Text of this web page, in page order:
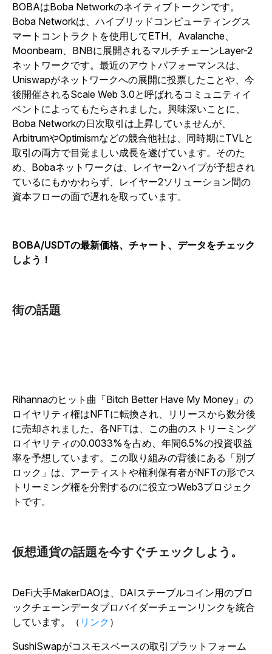
BOBAはBoba Networkのネイティブトークンです。
Boba Networkは、ハイブリッドコンピューティングス
マートコントラクトを使用してETH、Avalanche、
Moonbeam、BNBに展開されるマルチチェーンLayer-2
ネットワークです。最近のアウトパフォーマンスは、
Uniswapがネットワークへの展開に投票したことや、今
後開催されるScale Web 3.0と呼ばれるコミュニティイ
ベントによってもたらされました。興味深いことに、
Boba Networkの日次取引は上昇していませんが、
ArbitrumやOptimismなどの競合他社は、同時期にTVLと
取引の両方で目覚ましい成長を遂げています。そのた
め、Bobaネットワークは、レイヤー2ハイプが予想され
ているにもかかわらず、レイヤー2ソリューション間の
資本フローの面で遅れを取っています。
BOBA/USDTの最新価格、チャート、データをチェック
しよう！
街の話題
Rihannaのヒット曲「Bitch Better Have My Money」の
ロイヤリティ権はNFTに転換され、リリースから数分後
に売却されました。各NFTは、この曲のストリーミング
ロイヤリティの0.0033%を占め、年間6.5%の投資収益
率を予想しています。この取り組みの背後にある「別ブ
ロック」は、アーティストや権利保有者がNFTの形でス
トリーミング権を分割するのに役立つWeb3プロジェク
トです。
仮想通貨の話題を今すぐチェックしよう。
DeFi大手MakerDAOは、DAIステーブルコイン用のブロ
ックチェーンデータプロバイダーチェーンリンクを統合
しています。（ リンク ）
SushiSwapがコスモスベースの取引プラットフォーム